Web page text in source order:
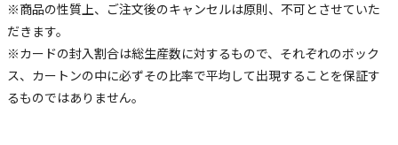
※商品の性質上、ご注文後のキャンセルは原則、不可とさせていた
だきます。
※カードの封入割合は総生産数に対するもので、それぞれのボック
ス、カートンの中に必ずその比率で平均して出現することを保証す
るものではありません。